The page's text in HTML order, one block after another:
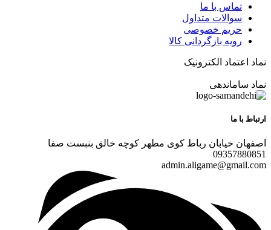
تماس با ما
سوالات متداول
حریم خصوصی
رویه بازگردانی کالا
نماد اعتماد الکترونیک
نماد ساماندهی
ارتباط با ما
اصفهان خیابان رباط کوی مطهر کوچه خالق بنبست صفا
09357880851
admin.aligame@gmail.com